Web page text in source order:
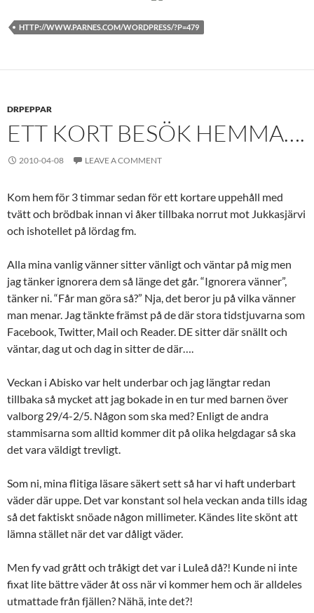
HTTP://WWW.PARNES.COM/WORDPRESS/?P=479
DRPEPPAR
ETT KORT BESÖK HEMMA….
2010-04-08 LEAVE A COMMENT
Kom hem för 3 timmar sedan för ett kortare uppehåll med
tvätt och brödbak innan vi åker tillbaka norrut mot Jukkasjärvi
och ishotellet på lördag fm.
Alla mina vanlig vänner sitter vänligt och väntar på mig men
jag tänker ignorera dem så länge det går. “Ignorera vänner”,
tänker ni. “Får man göra så?” Nja, det beror ju på vilka vänner
man menar. Jag tänkte främst på de där stora tidstjuvarna som
Facebook, Twitter, Mail och Reader. DE sitter där snällt och
väntar, dag ut och dag in sitter de där….
Veckan i Abisko var helt underbar och jag längtar redan
tillbaka så mycket att jag bokade in en tur med barnen över
valborg 29/4-2/5. Någon som ska med? Enligt de andra
stammisarna som alltid kommer dit på olika helgdagar så ska
det vara väldigt trevligt.
Som ni, mina flitiga läsare säkert sett så har vi haft underbart
väder där uppe. Det var konstant sol hela veckan anda tills idag
så det faktiskt snöade någon millimeter. Kändes lite skönt att
lämna stället när det var dåligt väder.
Men fy vad grått och tråkigt det var i Luleå då?! Kunde ni inte
fixat lite bättre väder åt oss när vi kommer hem och är alldeles
utmattade från fjällen? Nähä, inte det?!